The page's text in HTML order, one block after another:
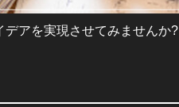
アを実現させてみませんか?